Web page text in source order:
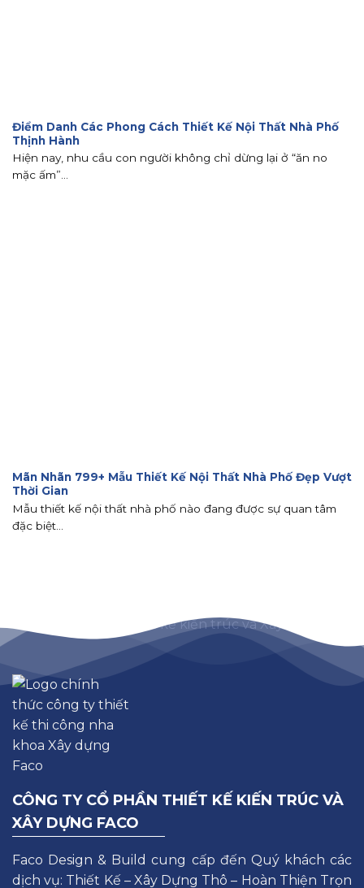
Điểm Danh Các Phong Cách Thiết Kế Nội Thất Nhà Phố
Thịnh Hành
Hiện nay, nhu cầu con người không chỉ dừng lại ở “ăn no
mặc ấm”...
Mãn Nhãn 799+ Mẫu Thiết Kế Nội Thất Nhà Phố Đẹp Vượt
Thời Gian
Mẫu thiết kế nội thất nhà phố nào đang được sự quan tâm
đặc biệt...
CÔNG TY CỔ PHẦN THIẾT KẾ KIẾN TRÚC VÀ
XÂY DỰNG FACO
Faco Design & Build cung cấp đến Quý khách các
dịch vụ: Thiết Kế – Xây Dựng Thô – Hoàn Thiện Trọn